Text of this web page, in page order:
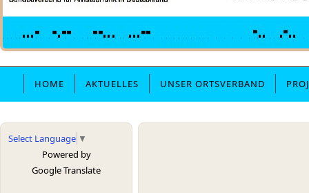
HOME AKTUELLES UNSER ORTSVERBAND
Select Language ▼
Powered by
Google Translate